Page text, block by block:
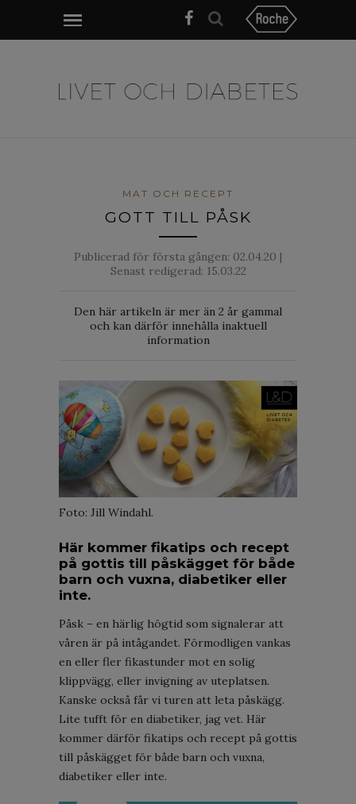
MAT OCH RECEPT
GOTT TILL PÅSK
Publicerad för första gången: 02.04.20 |
Senast redigerad: 15.03.22
Den här artikeln är mer än 2 år gammal
och kan därför innehålla inaktuell
information
Foto: Jill Windahl.
Här kommer fikatips och recept
på gottis till påskägget för både
barn och vuxna, diabetiker eller
inte.
Påsk – en härlig högtid som signalerar att
våren är på intågandet. Förmodligen vankas
en eller fler fikastunder mot en solig
klippvägg, eller invigning av uteplatsen.
Kanske också får vi turen att leta påskägg.
Lite tufft för en diabetiker, jag vet. Här
kommer därför fikatips och recept på gottis
till påskägget för både barn och vuxna,
diabetiker eller inte.